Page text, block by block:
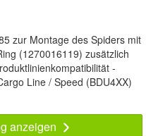
zur Montage des Spiders mit
(1270016119) zusätzlich
-
Line / Speed (BDU4XX)
anzeigen